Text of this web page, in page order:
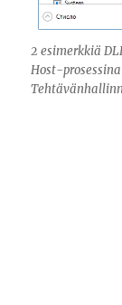
2 esimerkkiä
Host-